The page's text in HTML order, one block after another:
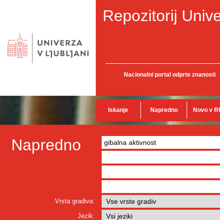
Repozitorij
Nacionalni portal odprte znanosti
Iskanje Napredno Novo v
Napredno
Vrsta gradiva:
Jezik: